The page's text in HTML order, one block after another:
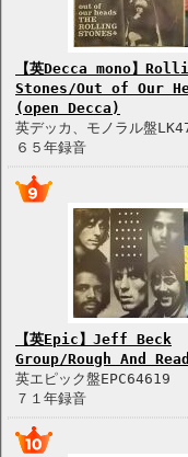
【英Decca mono】
Stones/Out of Our
(open Decca)
英デッカ、モノラル盤
６５年録音
【英Epic】Jeff Beck
Group/Rough And
英エピック盤EPC64619
７１年録音